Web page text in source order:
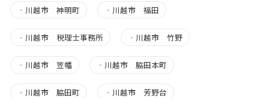
・ 川越市 神明町 ・ 川越市 福田
・ 川越市 税理士事務所 ・ 川越市 竹野
・ 川越市 笠幡 ・ 川越市 脇田本町
・ 川越市 脇田町 ・ 川越市 芳野台